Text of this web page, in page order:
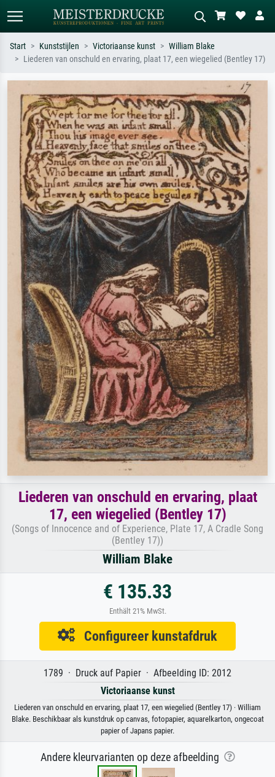
Zoek op kunstenaar, titel of stijl – bijv.
Monet, Sterrennacht, impressionisme,
Hokusai-golf, naakt.
Beschrijf de scène – bijv. groene
weide, abstract met veel rood, donker
olieverfschilderij, staand naakt naast
een boom.
Start Kunststijlen Victoriaanse kunst
William Blake
Liederen van onschuld en ervaring, plaat 17, een wiegelied (Bentley 17)
Liederen van onschuld en ervaring, plaat
17, een wiegelied (Bentley 17)
(Songs of Innocence and of Experience, Plate 17, A Cradle Song
(Bentley 17))
William Blake
€ 135.33
Enthält 21% MwSt.
Configureer kunstafdruk
1789 · Druck auf Papier · Afbeelding ID: 2012
Victoriaanse kunst
Liederen van onschuld en ervaring, plaat 17, een wiegelied (Bentley 17) · William
Blake. Beschikbaar als kunstdruk op canvas, fotopapier, aquarelkarton, ongecoat
papier of Japans papier.
Andere kleurvarianten op deze afbeelding